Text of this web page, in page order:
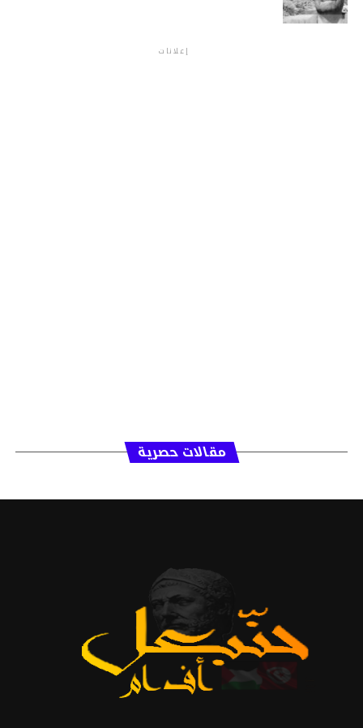
إعلانات
مقالات حصرية